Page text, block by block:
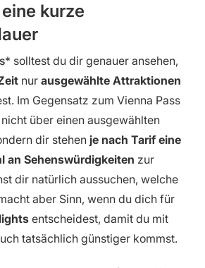
kurze
solltest du dir genauer ansehen,
nur ausgewählte Attraktionen
Im Gegensatz zum Vienna Pass
über einen ausgewählten
dir stehen je nach Tarif eine
an Sehenswürdigkeiten zur
dir natürlich aussuchen, welche
aber Sinn, wenn du dich für
entscheidest, damit du mit
tatsächlich günstiger kommst.